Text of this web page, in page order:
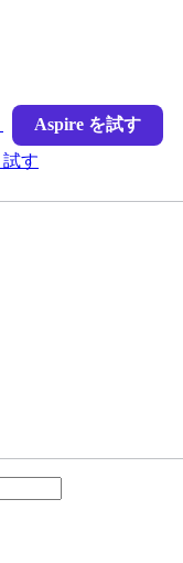
Aspire を試す
試す